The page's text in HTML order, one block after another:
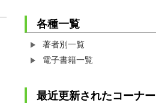
各種一覧
著者別一覧
電子書籍一覧
最近更新されたコーナー